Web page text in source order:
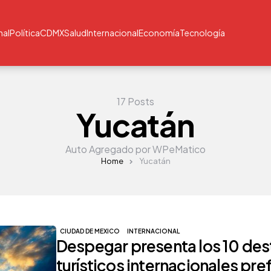
PolíticaCDMXSaludInternacionalEconomíaTecnología
17 Posts
Yucatán
Auto Agregado por WPeMatico
Home Yucatán
CIUDAD DE MEXICO INTERNACIONAL
Despegar presenta los 10
turísticos internacionales